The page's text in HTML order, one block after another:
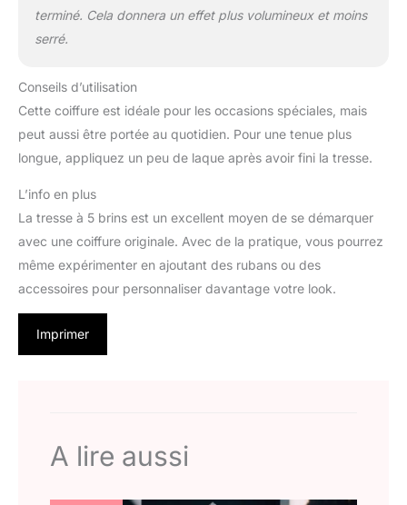
terminé. Cela donnera un effet plus volumineux et moins
serré.
Conseils d’utilisation
Cette coiffure est idéale pour les occasions spéciales, mais
peut aussi être portée au quotidien. Pour une tenue plus
longue, appliquez un peu de laque après avoir fini la tresse.
L’info en plus
La tresse à 5 brins est un excellent moyen de se démarquer
avec une coiffure originale. Avec de la pratique, vous pourrez
même expérimenter en ajoutant des rubans ou des
accessoires pour personnaliser davantage votre look.
Imprimer
A lire aussi